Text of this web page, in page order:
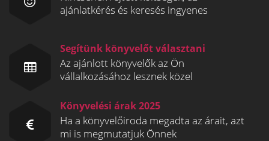
ajánlatkérés és keresés ingyenes
Segítünk könyvelőt választani
Az ajánlott könyvelők az Ön
vállalkozásához lesznek közel
Könyvelési árak 2025
Ha a könyvelőiroda megadta az árait, azt
mi is megmutatjuk Önnek